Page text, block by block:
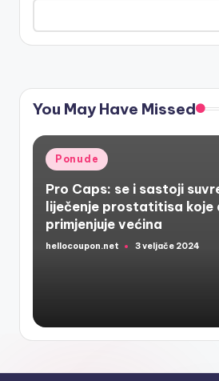
You May Have Missed
Posted
in
Ponude
Pro Caps: se i sastoji
liječenje prostatitisa koje
primjenjuje većina
Posted
hellocoupon.net 3 veljače 2024